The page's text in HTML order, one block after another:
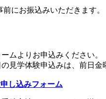
にお振込みいただきます。
ムよりお申込みください。
学体験申込みは、前日金
し込みフォーム